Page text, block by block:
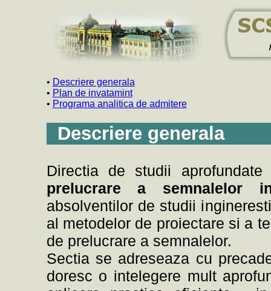
• Descriere generala
• Plan de invatamint
• Programa analitica de admitere
Descriere generala
Directia de studii
prelucrare a semnalelor
absolventilor de studii
al metodelor de proiectare si a
de prelucrare a semnalelor.
Sectia se adreseaza cu
doresc o intelegere mult